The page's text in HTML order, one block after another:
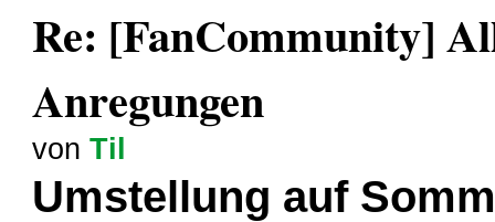
Re: [FanCommunity]
Anregungen
vonTil
Umstellung auf